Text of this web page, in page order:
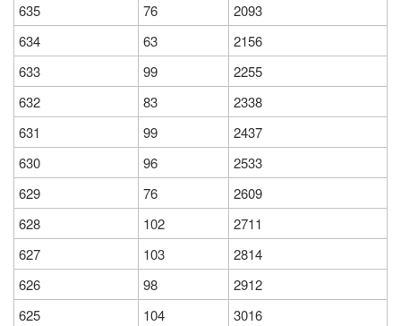
635
76
2093
634
63
2156
633
99
2255
632
83
2338
631
99
2437
630
96
2533
629
76
2609
628
102
2711
627
103
2814
626
98
2912
625
104
3016